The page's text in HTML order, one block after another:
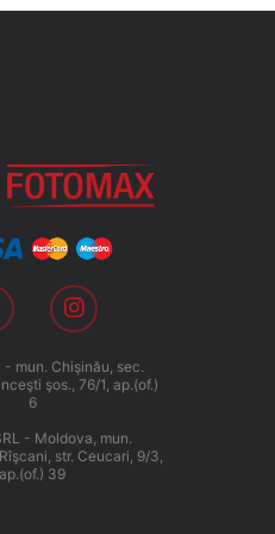
- mun. Chişinău, sec.
şos., 76/1, ap.(of.)
6
- Moldova, mun.
str. Ceucari, 9/3,
ap.(of.) 39